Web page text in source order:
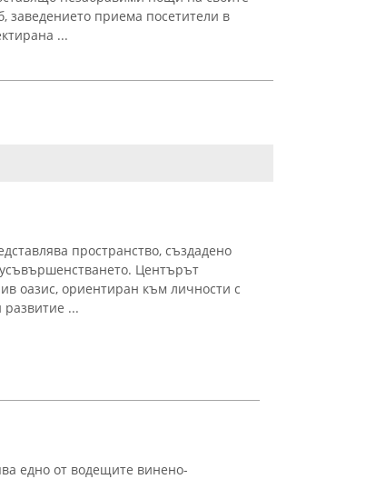
заведението приема посетители в
...
пространство, създадено
Центърът
оазис, ориентиран към личности с
...
едно от водещите винено-